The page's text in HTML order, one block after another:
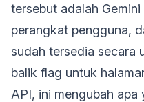
tersebut adalah
perangkat pengguna,
sudah tersedia secara
balik flag untuk
API, ini mengubah